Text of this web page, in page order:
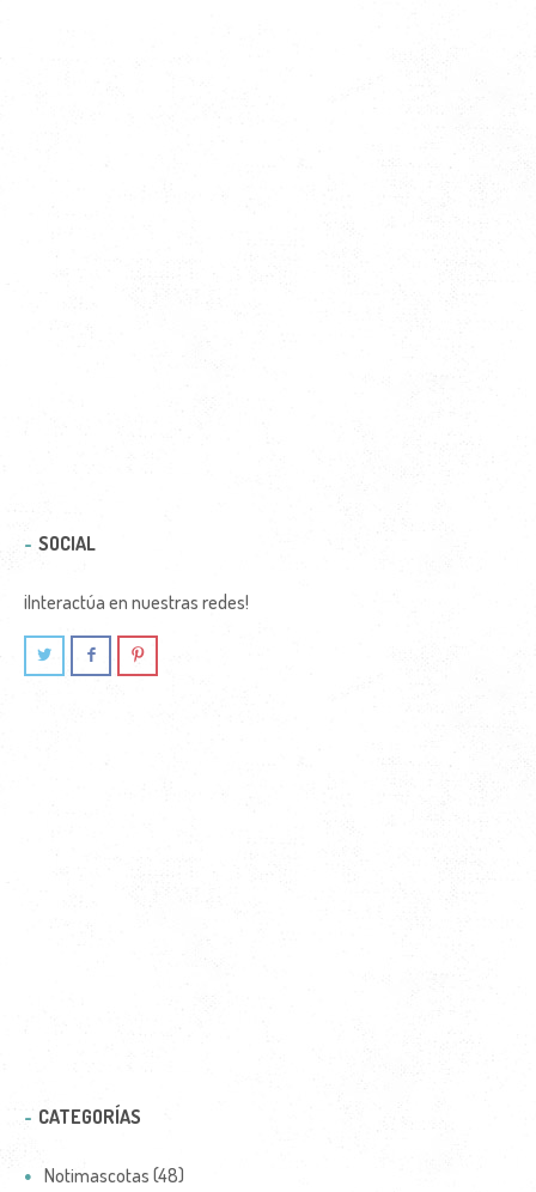
SOCIAL
¡Interactúa en nuestras redes!
CATEGORÍAS
Notimascotas (48)